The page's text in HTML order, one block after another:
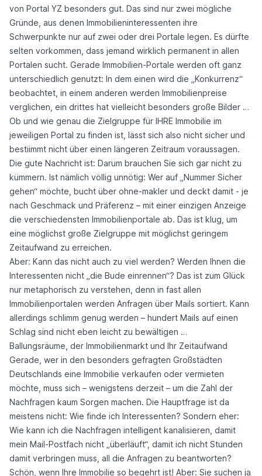
von Portal YZ besonders gut. Das sind nur zwei mögliche
Gründe, aus denen Immobilieninteressenten ihre
Schwerpunkte nur auf zwei oder drei Portale legen. Es dürfte
selten vorkommen, dass jemand wirklich permanent in allen
Portalen sucht. Gerade Immobilien-Portale werden oft ganz
unterschiedlich genutzt: In dem einen wird die „Konkurrenz“
beobachtet, in einem anderen werden Immobilienpreise
verglichen, ein drittes hat vielleicht besonders große Bilder …
Ob und wie genau die Zielgruppe für IHRE Immobilie im
jeweiligen Portal zu finden ist, lässt sich also nicht sicher und
bestiimmt nicht über einen längeren Zeitraum voraussagen.
Die gute Nachricht ist: Darum brauchen Sie sich gar nicht zu
kümmern. Ist nämlich völlig unnötig: Wer auf „Nummer Sicher
gehen“ möchte, bucht über ohne-makler und deckt damit - je
nach Geschmack und Präferenz – mit einer einzigen Anzeige
die verschiedensten Immobilienportale ab. Das ist klug, um
eine möglichst große Zielgruppe mit möglichst geringem
Zeitaufwand zu erreichen.
Aber: Kann das nicht auch zu viel werden? Werden Ihnen die
Interessenten nicht „die Bude einrennen“? Das ist zum Glück
nur metaphorisch zu verstehen, denn in fast allen
Immobilienportalen werden Anfragen über Mails sortiert. Kann
allerdings schlimm genug werden – hundert Mails auf einen
Schlag sind nicht eben leicht zu bewältigen …
Ballungsräume, der Immobilienmarkt und Ihr Zeitaufwand
Gerade, wer in den besonders gefragten Großstädten
Deutschlands eine Immobilie verkaufen oder vermieten
möchte, muss sich – wenigstens derzeit – um die Zahl der
Nachfragen kaum Sorgen machen. Die Hauptfrage ist da
meistens nicht: Wie finde ich Interessenten? Sondern eher:
Wie kann ich die Nachfragen intelligent kanalisieren, damit
mein Mail-Postfach nicht „überläuft“, damit ich nicht Stunden
damit verbringen muss, all die Anfragen zu beantworten?
Schön, wenn Ihre Immobilie so begehrt ist! Aber: Sie suchen ja